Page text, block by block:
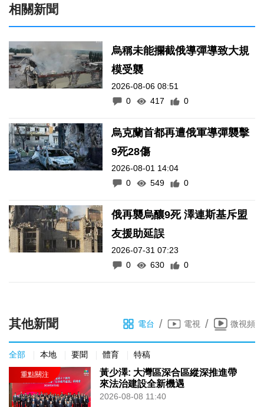
相關新聞
烏稱未能攔截俄導彈導致大規
模受襲
2026-08-06 08:51
0
417 0
烏克蘭首都再遭俄軍導彈襲擊
9死28傷
2026-08-01 14:04
0
549 0
俄再襲烏釀9死 澤連斯基斥盟
友援助延誤
2026-07-31 07:23
0
630 0
其他新聞 電台 / 電視 / 微視頻
全部 本地 要聞 體育 特稿
黃少澤: 大灣區深合區縱深推進帶
來法治建設全新機遇
2026-08-08 11:40